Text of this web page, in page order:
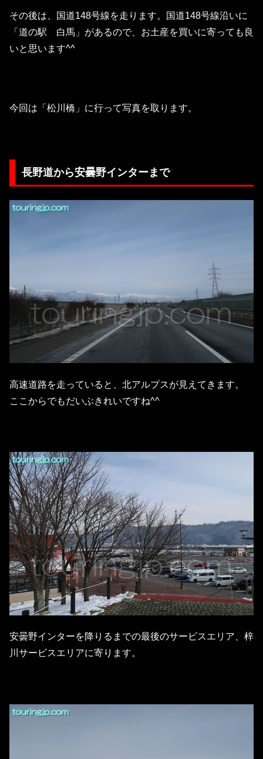
その後は、国道148号線を走ります。国道148号線沿いに
「道の駅 白馬」があるので、お土産を買いに寄っても良
いと思います^^
今回は「松川橋」に行って写真を取ります。
長野道から安曇野インターまで
高速道路を走っていると、北アルプスが見えてきます。
ここからでもだいぶきれいですね^^
安曇野インターを降りるまでの最後のサービスエリア、梓
川サービスエリアに寄ります。